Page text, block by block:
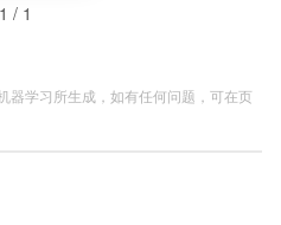
1 / 1
器学习所生成，如有任何问题，可在页